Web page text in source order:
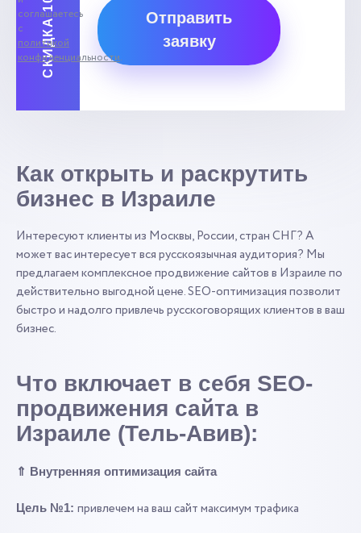
Отправить
заявку
соглашаетесь
с
политикой
конфиденциальности.
Как открыть и раскрутить
бизнес в Израиле
Интересуют клиенты из Москвы, России, стран СНГ? А
может вас интересует вся русскоязычная аудитория? Мы
предлагаем комплексное продвижение сайтов в Израиле по
действительно выгодной цене. SEO-оптимизация позволит
быстро и надолго привлечь русскоговорящих клиентов в ваш
бизнес.
Что включает в себя SEO-
продвижения сайта в
Израиле (Тель-Авив):
⇑ Внутренняя оптимизация сайта
Цель №1: привлечем на ваш сайт максимум трафика